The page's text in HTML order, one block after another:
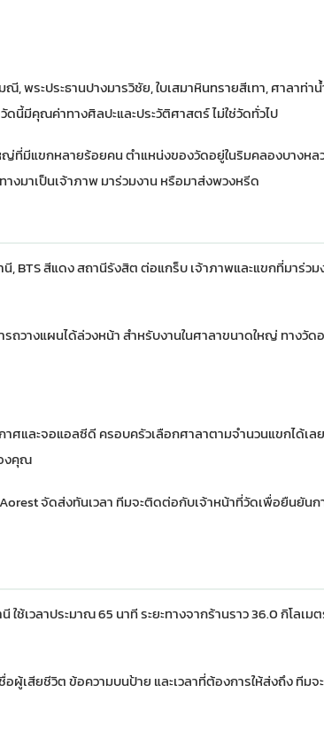
พระประธานปางมารวิชัย, ใบเสมาหินทรายสีเทา, ศาลาท่า
นี้มีคุณค่าทางศิลปะและประวัติศาสตร์ ไม่ใช่วัดทั่วไป
ที่มีแขกหลายร้อยคน ตำแหน่งของวัดอยู่ในริมคลองบางหล
างมาเป็นเจ้าภาพ มาร่วมงาน หรือมาส่งพวงหรีด
BTS สีแดง สถานีรังสิต ต่อแกร็บ เจ้าภาพและแขกที่มาร่วม
ถวางแผนได้ล่วงหน้า สำหรับงานในศาลาขนาดใหญ่ ทางวั
ละจอแอลซีดี ครอบครัวเลือกศาลาตามจำนวนแขกได้เลย
งคุณ
จัดส่งทันเวลา ทีมจะติดต่อกับเจ้าหน้าที่วัดเพื่อยืนยันก
วลาประมาณ 65 นาที ระยะทางจากร้านราว 36.0 กิโลเม
เสียชีวิต ข้อความบนป้าย และเวลาที่ต้องการให้ส่งถึง ทีมจ